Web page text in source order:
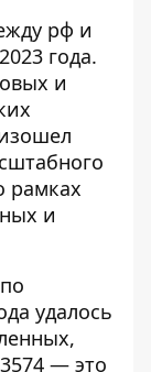
рф и
года.
и
рамках
и
удалось
— это